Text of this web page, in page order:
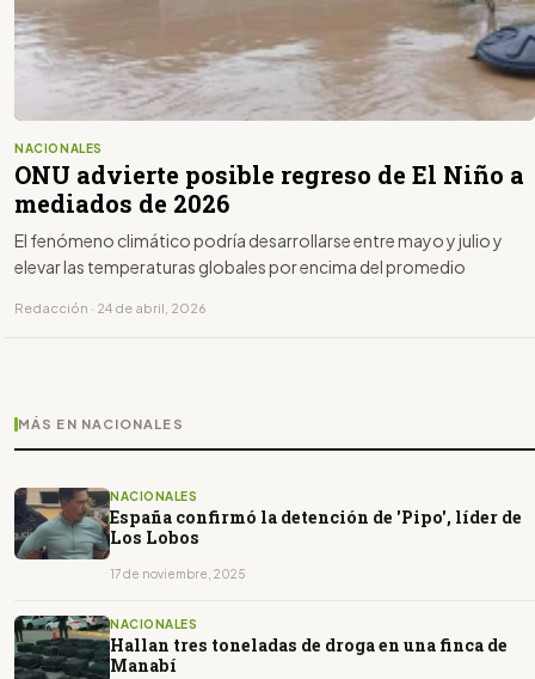
NACIONALES
ONU advierte posible regreso de El Niño a
mediados de 2026
El fenómeno climático podría desarrollarse entre mayo y julio y
elevar las temperaturas globales por encima del promedio
Redacción · 24 de abril, 2026
MÁS EN NACIONALES
NACIONALES
España confirmó la detención de 'Pipo', líder de
Los Lobos
17 de noviembre, 2025
NACIONALES
Hallan tres toneladas de droga en una finca de
Manabí